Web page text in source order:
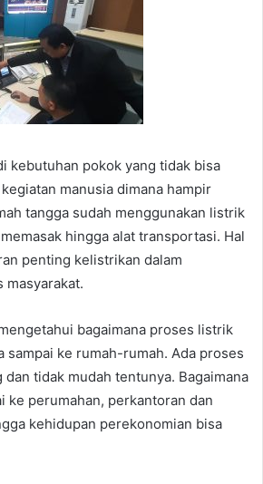
kebutuhan pokok yang tidak bisa
manusia dimana hampir
tangga sudah menggunakan listrik
hingga alat transportasi. Hal
penting kelistrikan dalam
masyarakat.
bagaimana proses listrik
sampai ke rumah-rumah. Ada proses
dan tidak mudah tentunya. Bagaimana
ke perumahan, perkantoran dan
kehidupan perekonomian bisa